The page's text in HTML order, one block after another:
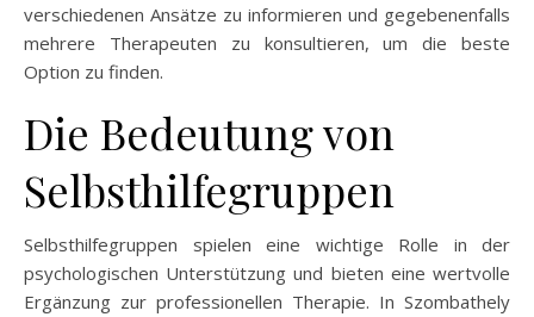
verschiedenen Ansätze zu informieren und gegebenenfalls
mehrere Therapeuten zu konsultieren, um die beste
Option zu finden.
Die Bedeutung von
Selbsthilfegruppen
Selbsthilfegruppen spielen eine wichtige Rolle in der
psychologischen Unterstützung und bieten eine wertvolle
Ergänzung zur professionellen Therapie. In Szombathely